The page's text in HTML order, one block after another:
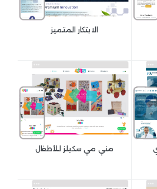
الابتكار المتميز
مني مي سكيلز للأطفال